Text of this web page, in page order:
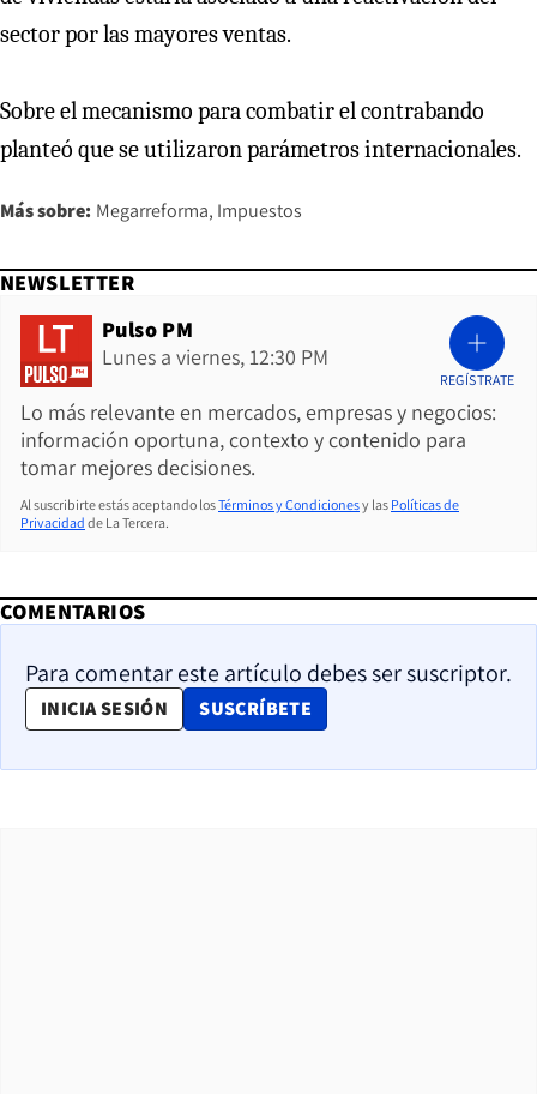
sector por las mayores ventas.
Sobre el mecanismo para combatir el contrabando
planteó que se utilizaron parámetros internacionales.
Más sobre: Megarreforma Impuestos
NEWSLETTER
Pulso PM
Lunes a viernes, 12:30 PM
Lo más relevante en mercados, empresas y negocios:
información oportuna, contexto y contenido para
tomar mejores decisiones.
REGÍSTRATE
Al suscribirte estás aceptando losTérminos y Condicionesy las Políticas de
Privacidad de La Tercera.
COMENTARIOS
Para comentar este artículo debes ser suscriptor.
INICIA SESIÓN SUSCRÍBETE
OPENS IN NEW WINDOW